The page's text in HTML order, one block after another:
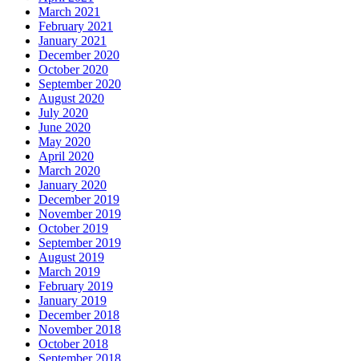
March 2021
February 2021
January 2021
December 2020
October 2020
September 2020
August 2020
July 2020
June 2020
May 2020
April 2020
March 2020
January 2020
December 2019
November 2019
October 2019
September 2019
August 2019
March 2019
February 2019
January 2019
December 2018
November 2018
October 2018
September 2018